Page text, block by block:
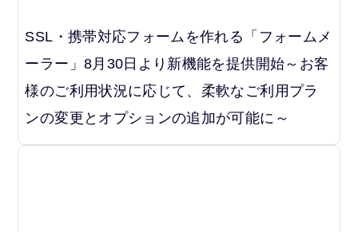
SSL・携帯対応フォームを作れる「フォームメ
ーラー」8月30日より新機能を提供開始～お客
様のご利用状況に応じて、柔軟なご利用プラ
ンの変更とオプションの追加が可能に～